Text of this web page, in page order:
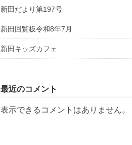
新田だより第197号
新田回覧板令和8年7月
新田キッズカフェ
最近のコメント
表示できるコメントはありません。